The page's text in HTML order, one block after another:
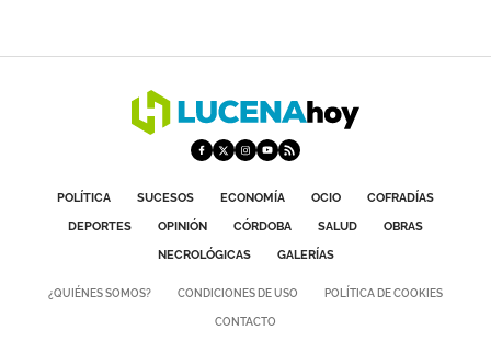
POLÍTICA SUCESOS ECONOMÍA OCIO
COFRADÍAS
DEPORTES
OPINIÓN CÓRDOBA SALUD
OBRAS
NECROLÓGICAS
GALERÍAS
¿QUIÉNES SOMOS? CONDICIONES DE USO POLÍTICA DE COOKIES
CONTACTO